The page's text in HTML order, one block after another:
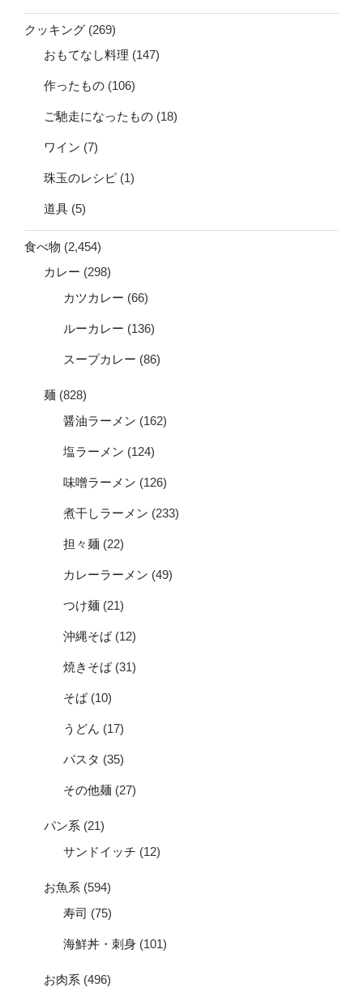
クッキング (269)
おもてなし料理 (147)
作ったもの (106)
ご馳走になったもの (18)
ワイン (7)
珠玉のレシピ (1)
道具 (5)
食べ物 (2,454)
カレー (298)
カツカレー (66)
ルーカレー (136)
スープカレー (86)
麺 (828)
醤油ラーメン (162)
塩ラーメン (124)
味噌ラーメン (126)
煮干しラーメン (233)
担々麺 (22)
カレーラーメン (49)
つけ麺 (21)
沖縄そば(12)
焼きそば(31)
そば(10)
うどん (17)
パスタ (35)
その他麺 (27)
パン系 (21)
サンドイッチ (12)
お魚系 (594)
寿司 (75)
海鮮丼・刺身 (101)
お肉系 (496)